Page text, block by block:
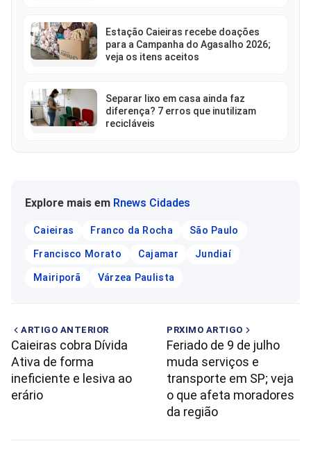
Estação Caieiras recebe doações
para a Campanha do Agasalho 2026;
veja os itens aceitos
Separar lixo em casa ainda faz
diferença? 7 erros que inutilizam
recicláveis
Explore mais em Rnews Cidades
Caieiras Franco da Rocha
São Paulo
Francisco Morato
Cajamar
Jundiaí
Mairiporã
Várzea Paulista
ARTIGO ANTERIOR
Caieiras cobra Dívida
Ativa de forma
ineficiente e lesiva ao
erário
PRXIMO ARTIGO
Feriado de 9 de julho
muda serviços e
transporte em SP; veja
o que afeta moradores
da região